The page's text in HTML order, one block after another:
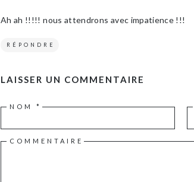
Ah ah !!!!! nous attendrons avec impatience !!!
RÉPONDRE
LAISSER UN COMMENTAIRE
NOM *
COMMENTAIRE